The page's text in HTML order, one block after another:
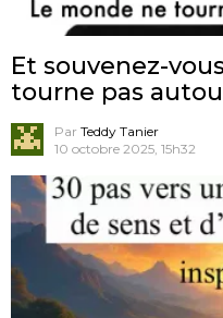
Et souvenez-
tourne pas
Par Teddy Tanier
10 octobre 2025, 15h32